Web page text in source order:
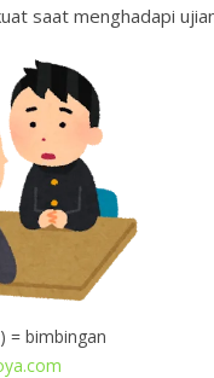
saat menghadapi
= bimbingan